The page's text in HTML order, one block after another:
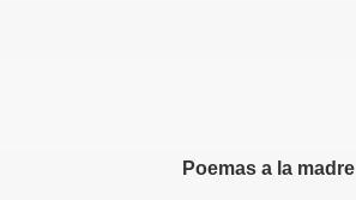
Poemas a la madre
DE JOSE PEDRONI